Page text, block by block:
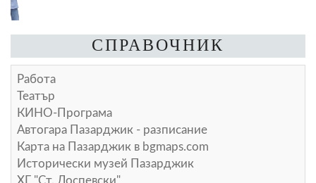
СПРАВОЧНИК
Работа
Театър
КИНО-Програма
Автогара Пазарджик - разписание
Карта на Пазарджик в bgmaps.com
Исторически музей Пазарджик
ХГ "Ст. Доспевски"